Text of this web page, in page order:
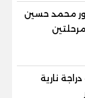
محمد حسين
نارية